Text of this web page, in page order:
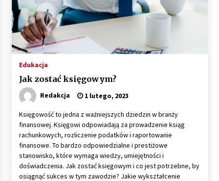
Edukacja
Jak zostać księgowym?
Redakcja 1 lutego, 2023
Księgowość to jedna z ważniejszych dziedzin w branży
finansowej. Księgowi odpowiadają za prowadzenie ksiąg
rachunkowych, rozliczenie podatków i raportowanie
finansowe. To bardzo odpowiedzialne i prestiżowe
stanowisko, które wymaga wiedzy, umiejętności i
doświadczenia. Jak zostać księgowym i co jest potrzebne, by
osiągnąć sukces w tym zawodzie? Jakie wykształcenie